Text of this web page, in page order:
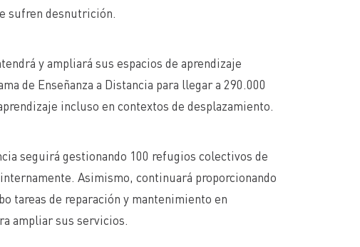
sufren desnutrición.
y ampliará sus espacios de aprendizaje
de Enseñanza a Distancia para llegar a 290.000
incluso en contextos de desplazamiento.
seguirá gestionando 100 refugios colectivos de
Asimismo, continuará proporcionando
tareas de reparación y mantenimiento en
ampliar sus servicios.